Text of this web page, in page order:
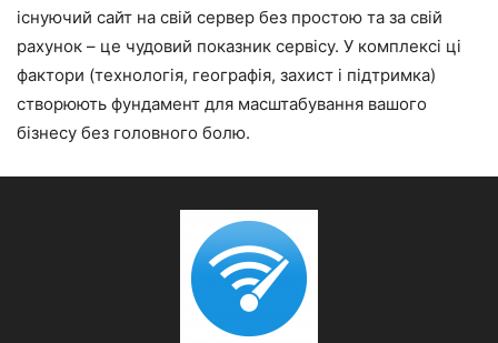
існуючий сайт на свій сервер без простою та за свій
рахунок – це чудовий показник сервісу. У комплексі ці
фактори (технологія, географія, захист і підтримка)
створюють фундамент для масштабування вашого
бізнесу без головного болю.